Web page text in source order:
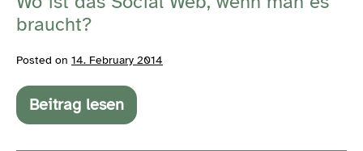
man
es
braucht?
braucht?
Posted on 14. February 2014
Beitrag lesen
Wo
ist